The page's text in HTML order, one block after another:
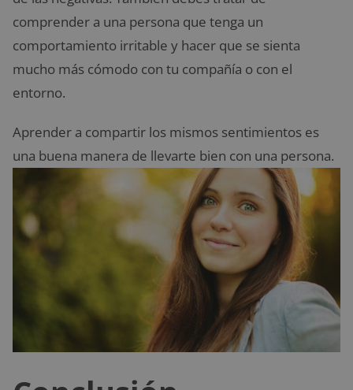
comprender a una persona que tenga un
comportamiento irritable y hacer que se sienta
mucho más cómodo con tu compañía o con el
entorno.
Aprender a compartir los mismos sentimientos es
una buena manera de llevarte bien con una persona.